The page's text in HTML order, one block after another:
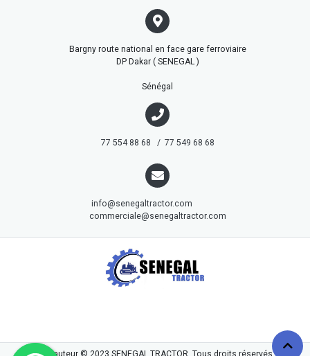
Bargny route national en face gare ferroviaire
DP Dakar ( SENEGAL )
Sénégal
77 554 88 68 / 77 549 68 68
info@senegaltractor.com
commerciale@senegaltractor.com
droits d'auteur © 2023 SENEGAL TRACTOR . Tous droits réservés.